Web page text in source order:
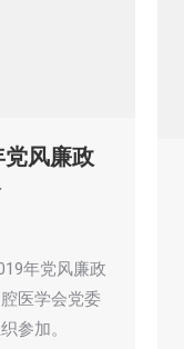
风廉政
年党风廉政
医学会党委
参加。